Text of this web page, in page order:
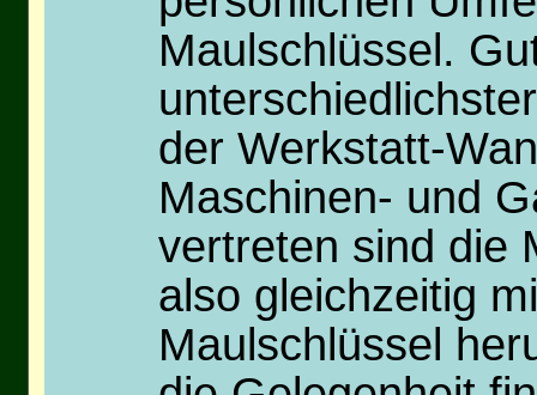
Maulschlüssel.
der Werkstatt-
Maschinen- und
vertreten sind die
also gleichzeitig
Maulschlüssel